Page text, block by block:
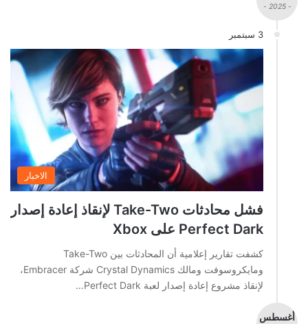
- 2025 -
3 سبتمبر
الاخبار
فشل محادثات Take-Two لإنقاذ إعادة إصدار
Perfect Dark على Xbox
كشفت تقارير إعلامية أن المحادثات بين Take-Two
ومايكروسوفت ومالك Crystal Dynamics شركة Embracer،
لإنقاذ مشروع إعادة إصدار لعبة Perfect Dark…
أغسطس